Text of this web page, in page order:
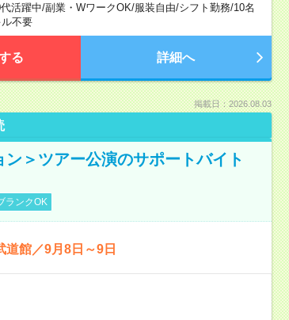
活躍中/副業・WワークOK/服装自由/シフト勤務/10名
不要
る 詳細へ
掲載日：2026.08.03
＞ツアー公演のサポートバイト
ランクOK
館／9月8日～9日